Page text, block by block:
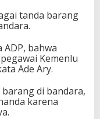
tanda barang
bahwa
Kemenlu
Ade Ary.
di bandara,
karena